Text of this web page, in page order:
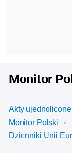
Monitor
Akty ujednolicone
Monitor Polski
Dzienniki Unii